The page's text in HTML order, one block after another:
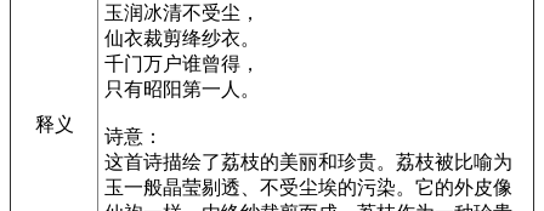
释义
玉润冰清不受尘，
仙衣裁剪绛纱衣。
千门万户谁曾得，
只有昭阳第一人。
诗意：
这首诗描绘了荔枝的美丽和珍贵。荔枝被比喻为
玉一般晶莹剔透、不受尘埃的污染。它的外皮像